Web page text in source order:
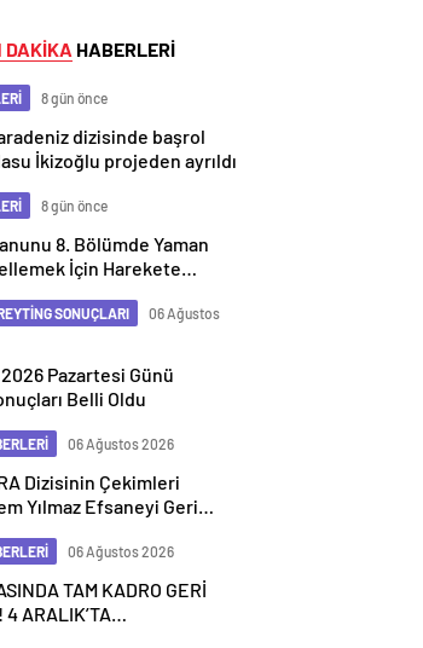
DAKİKA HABERLERİ
8 gün önce
dizisinde başrol
İkizoğlu projeden ayrıldı
8 gün önce
8. Bölümde Yaman
İçin Harekete
SONUÇLARI
06 Ağustos
Pazartesi Günü
Belli Oldu
06 Ağustos 2026
Dizisinin Çekimleri
Yılmaz Efsaneyi Geri
06 Ağustos 2026
TAM KADRO GERİ
4 ARALIK’TA